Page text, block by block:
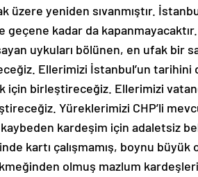
üzere yeniden sıvanmıştır.
geçene kadar da
uykuları bölünen, en ufak bir
Ellerimizi İstanbul’un tarihini
için birleştireceğiz. Ellerimizi
Yüreklerimizi CHP’li
kardeşim için adaletsiz
kartı çalışmamış, boynu büyük
olmuş mazlum